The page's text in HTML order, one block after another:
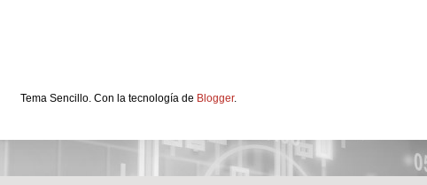
Tema Sencillo. Con la tecnología de Blogger.